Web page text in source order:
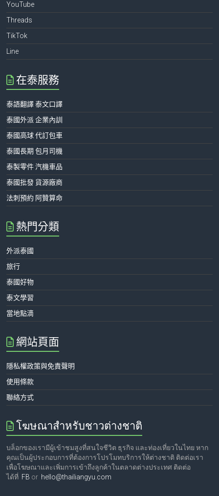
YouTube
Threads
TikTok
Line
在泰服務
泰語翻譯 泰文口譯
泰國外派 企業內訓
泰國高球 代訂包車
泰國長期 包月司機
泰製零件 汽機車品
泰國批發 貨源廠商
法刺預約 阿贊算命
熱門分類
外派泰國
旅行
泰國好物
泰文學習
當地點滴
網站頁面
隱私權政策與免責聲明
使用條款
聯絡方式
โฆษณาสำหรับชาวต่างชาติ
บล็อกของเรามีผู้เข้าชมสูงที่สนใจชีวิต ธุรกิจ และท่องเที่ยวในไทย หาก
คุณเป็นผู้ประกอบการที่ต้องการโปรโมทบริการให้ต่างชาติ ติดต่อเรา
เพื่อโฆษณาและเพิ่มการเข้าถึงลูกค้าในตลาดต่างประเทศ ติดต่อ
ได้ที่ FB or hello@thailiangyu.com